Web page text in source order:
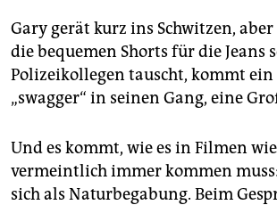
Gary gerät kurz ins Schwitzen, aber
die bequemen Shorts für die Jeans
Polizeikollegen tauscht, kommt ein
„swagger“ in seinen Gang, eine
Und es kommt, wie es in Filmen
vermeintlich immer kommen
sich als Naturbegabung. Beim